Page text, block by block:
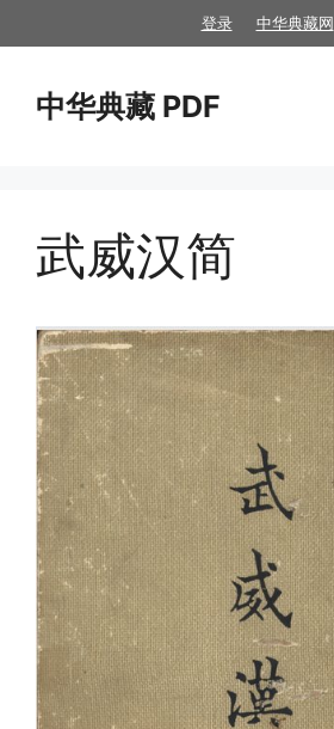
至
登录 中华典藏网
中华典藏 PDF
武威汉简